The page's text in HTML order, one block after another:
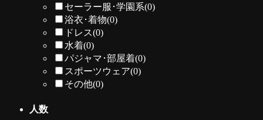
セーラー服･学園系(0)
浴衣･着物(0)
ドレス(0)
水着(0)
パジャマ･部屋着(0)
スポーツウェア(0)
その他(0)
人数